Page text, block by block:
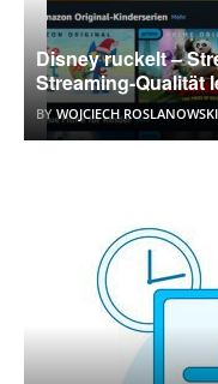
Disney ruckelt –
Streaming-Qualität
BYWOJCIECH ROSLANOWSKI